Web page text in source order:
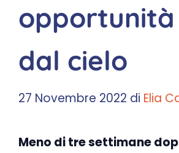
dal cielo
27 Novembre 2022 di Elia
Meno di tre settimane